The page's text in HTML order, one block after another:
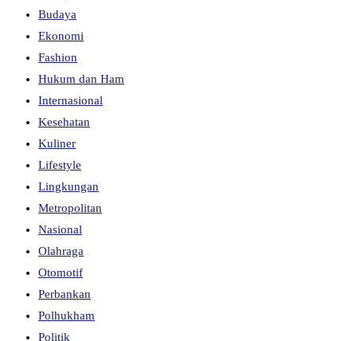
Budaya
Ekonomi
Fashion
Hukum dan Ham
Internasional
Kesehatan
Kuliner
Lifestyle
Lingkungan
Metropolitan
Nasional
Olahraga
Otomotif
Perbankan
Polhukham
Politik